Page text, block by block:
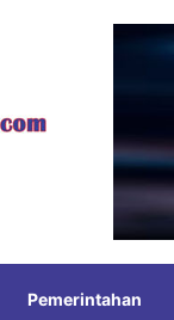
Pemerintahan